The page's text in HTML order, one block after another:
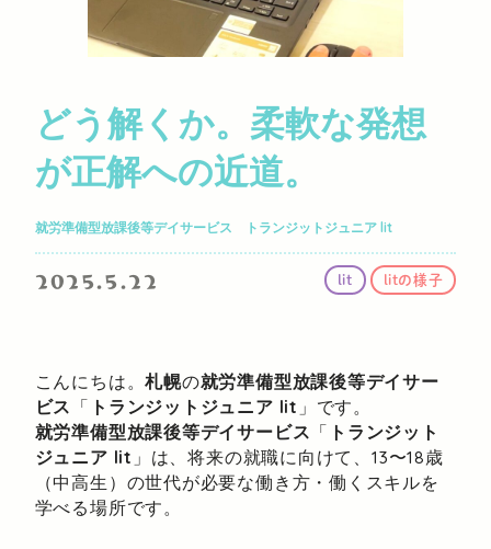
どう解くか。柔軟な発想
が正解への近道。
就労準備型放課後等デイサービス トランジットジュニア lit
2025.5.22 lit litの様子
こんにちは。札幌の就労準備型放課後等デイサー
ビス 「 トランジットジュニア lit 」です。
就労準備型放課後等デイサービス 「 トランジット
ジュニア lit 」は、将来の就職に向けて、13〜18歳
（中高生）の世代が必要な働き方・働くスキルを
学べる場所です。